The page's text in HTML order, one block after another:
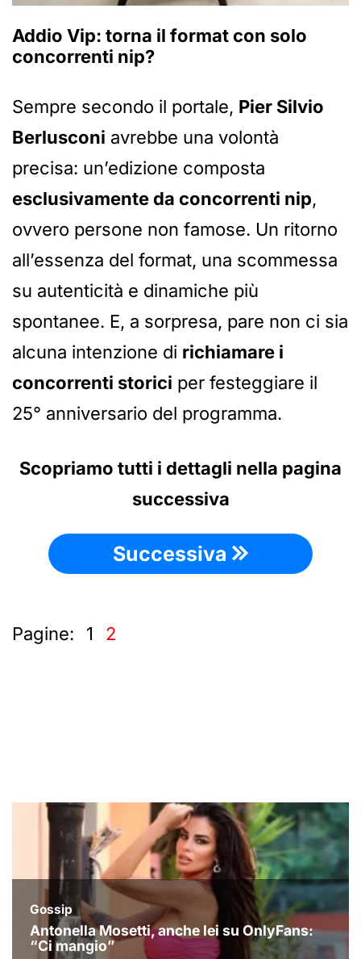
Addio Vip: torna il format con solo
concorrenti nip?
Sempre secondo il portale, Pier Silvio
Berlusconi avrebbe una volontà
precisa: un’edizione composta
esclusivamente da concorrenti nip,
ovvero persone non famose. Un ritorno
all’essenza del format, una scommessa
su autenticità e dinamiche più
spontanee. E, a sorpresa, pare non ci sia
alcuna intenzione di richiamare i
concorrenti storici per festeggiare il
25° anniversario del programma.
Scopriamo tutti i dettagli nella pagina
successiva
Successiva
Pagine: 1 2